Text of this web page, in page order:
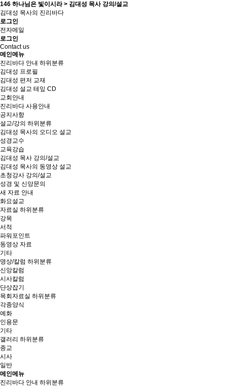
146 하나님은 빛이시라 > 김대성 목사 강의/설교
김대성 목사의 진리바다
로그인
전자메일
로그인
Contact us
메인메뉴
진리바다 안내 하위분류
김대성 프로필
김대성 편저 교재
김대성 설교 테잎 CD
교회안내
진리바다 사용안내
공지사항
설교/강의 하위분류
김대성 목사의 오디오 설교
성경교수
교육강습
김대성 목사 강의/설교
김대성 목사의 동영상 설교
초청강사 강의/설교
성경 및 신앙문의
새 자료 안내
화요설교
자료실 하위분류
강목
서적
파워포인트
동영상 자료
기타
명상/칼럼 하위분류
신앙칼럼
시사칼럼
단상잡기
목회자료실 하위분류
각종양식
예화
인용문
기타
갤러리 하위분류
종교
시사
일반
메인메뉴
진리바다 안내 하위분류